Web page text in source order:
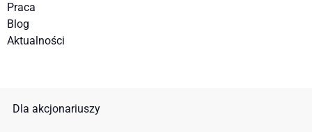
Praca
Blog
Aktualności
Dla akcjonariuszy